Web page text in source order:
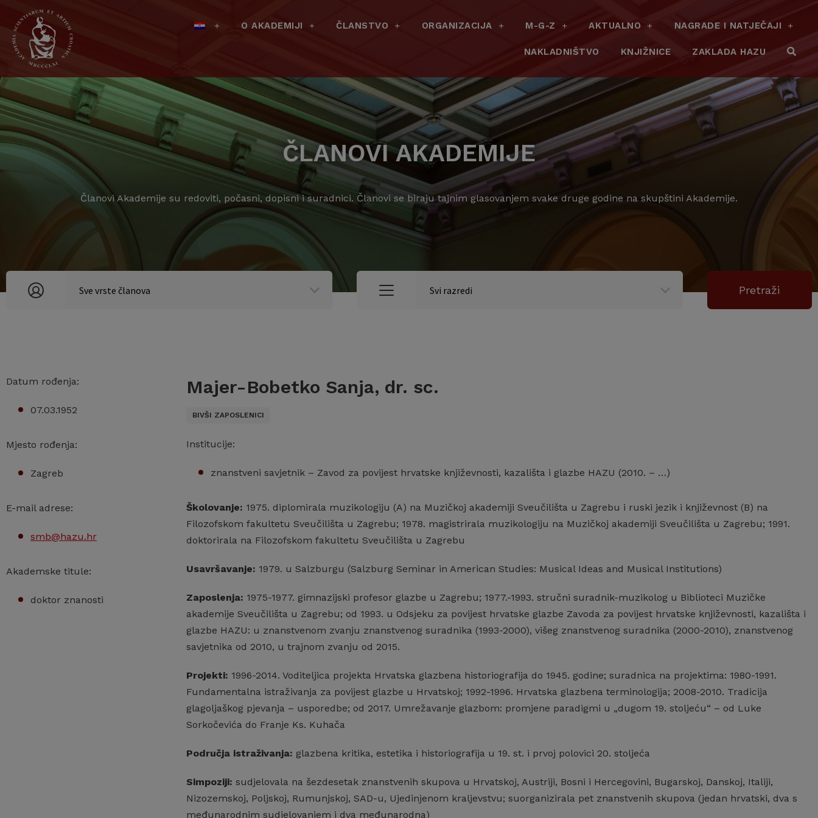
O AKADEMIJI ČLANSTVO ORGANIZACIJA M-G-Z AKTUALNO NAGRADE I NATJEČAJI
NAKLADNIŠTVO KNJIŽNICE ZAKLADA HAZU
ČLANOVI AKADEMIJE
Članovi Akademije su redoviti, počasni, dopisni i suradnici. Članovi se biraju tajnim glasovanjem svake druge godine na skupštini Akademije.
Datum rođenja:
07.03.1952
Mjesto rođenja:
Zagreb
E-mail adrese:
smb@hazu.hr
Akademske titule:
doktor znanosti
Majer-Bobetko Sanja, dr. sc.
BIVŠI ZAPOSLENICI
Institucije:
znanstveni savjetnik – Zavod za povijest hrvatske književnosti, kazališta i glazbe HAZU (2010. – …)
Školovanje: 1975. diplomirala muzikologiju (A) na Muzičkoj akademiji Sveučilišta u Zagrebu i ruski jezik i književnost (B) na
Filozofskom fakultetu Sveučilišta u Zagrebu; 1978. magistrirala muzikologiju na Muzičkoj akademiji Sveučilišta u Zagrebu; 1991.
doktorirala na Filozofskom fakultetu Sveučilišta u Zagrebu
Usavršavanje: 1979. u Salzburgu (Salzburg Seminar in American Studies: Musical Ideas and Musical Institutions)
Zaposlenja: 1975-1977. gimnazijski profesor glazbe u Zagrebu; 1977.-1993. stručni suradnik-muzikolog u Biblioteci Muzičke
akademije Sveučilišta u Zagrebu; od 1993. u Odsjeku za povijest hrvatske glazbe Zavoda za povijest hrvatske književnosti, kazališta i
glazbe HAZU: u znanstvenom zvanju znanstvenog suradnika (1993-2000), višeg znanstvenog suradnika (2000-2010), znanstvenog
savjetnika od 2010, u trajnom zvanju od 2015.
Projekti: 1996-2014. Voditeljica projekta Hrvatska glazbena historiografija do 1945. godine; suradnica na projektima: 1980-1991.
Fundamentalna istraživanja za povijest glazbe u Hrvatskoj; 1992-1996. Hrvatska glazbena terminologija; 2008-2010. Tradicija
glagoljaškog pjevanja – usporedbe; od 2017. Umrežavanje glazbom: promjene paradigmi u „dugom 19. stoljeću“ – od Luke
Sorkočevića do Franje Ks. Kuhača
Područja istraživanja: glazbena kritika, estetika i historiografija u 19. st. i prvoj polovici 20. stoljeća
Simpoziji: sudjelovala na šezdesetak znanstvenih skupova u Hrvatskoj, Austriji, Bosni i Hercegovini, Bugarskoj, Danskoj, Italiji,
Nizozemskoj, Poljskoj, Rumunjskoj, SAD-u, Ujedinjenom kraljevstvu; suorganizirala pet znanstvenih skupova (jedan hrvatski, dva s
međunarodnim sudjelovanjem i dva međunarodna)